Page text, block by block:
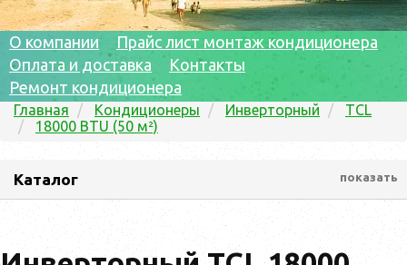
О компании
Прайс лист монтаж кондиционера
Оплата и доставка
Контакты
Ремонт кондиционера
Главная Кондиционеры Инверторный
TCL
18000 BTU (50 м²)
Каталог показать